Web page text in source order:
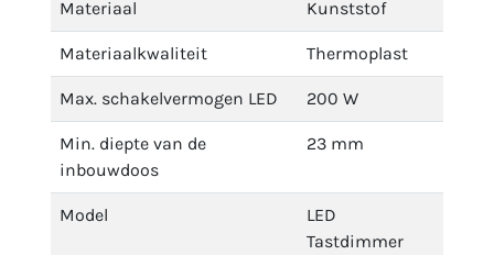
Materiaal Kunststof
Materiaalkwaliteit Thermoplast
Max. schakelvermogen LED 200 W
Min. diepte van de
inbouwdoos
23 mm
Model
LED
Tastdimmer